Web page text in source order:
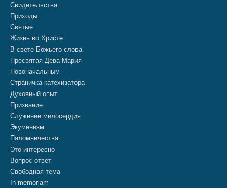
Свидетельства
Приходы
Святые
Жизнь во Христе
В свете Божьего слова
Пресвятая Дева Мария
Новоначальным
Страничка катехизатора
Духовный опыт
Призвание
Служение милосердия
Экуменизм
Паломничества
Это интересно
Вопрос-ответ
Свободная тема
In memoriam